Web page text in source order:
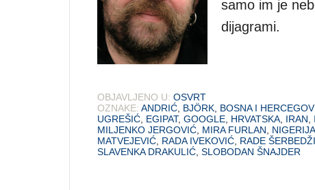
samo im je
dijagrami.
OBJAVLJENO U: OSVRT
OZNAKE: ANDRIĆ BJÖRK BOSNA I
UGREŠIĆ EGIPAT, GOOGLE HRVATSKA IRAN
MILJENKO JERGOVIĆ MIRA FURLAN NIGERIJA
MATVEJEVIĆ RADA IVEKOVIĆ RADE
SLAVENKA DRAKULIĆ SLOBODAN ŠNAJDER